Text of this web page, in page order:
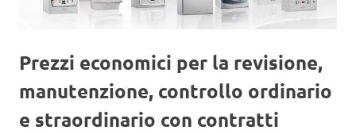
Prezzi economici per la revisione,
manutenzione, controllo ordinario
e straordinario con contratti